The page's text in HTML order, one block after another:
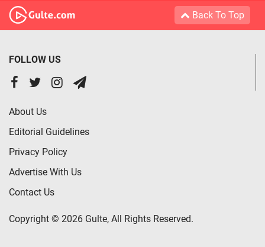
Back To Top
FOLLOW US
About Us
Editorial Guidelines
Privacy Policy
Advertise With Us
Contact Us
Copyright © 2026 Gulte, All Rights Reserved.